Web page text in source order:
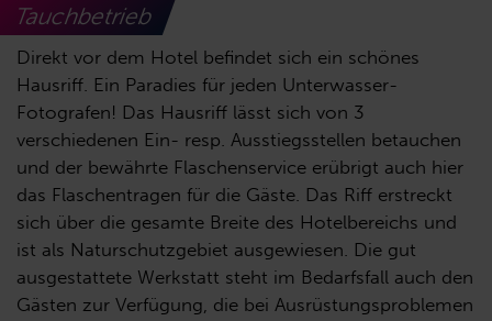
Tauchbetrieb
Direkt vor dem Hotel befindet sich ein schönes
Hausriff. Ein Paradies für jeden Unterwasser-
Fotografen! Das Hausriff lässt sich von 3
verschiedenen Ein- resp. Ausstiegsstellen betauchen
und der bewährte Flaschenservice erübrigt auch hier
das Flaschentragen für die Gäste. Das Riff erstreckt
sich über die gesamte Breite des Hotelbereichs und
ist als Naturschutzgebiet ausgewiesen. Die gut
ausgestattete Werkstatt steht im Bedarfsfall auch den
Gästen zur Verfügung, die bei Ausrüstungsproblemen